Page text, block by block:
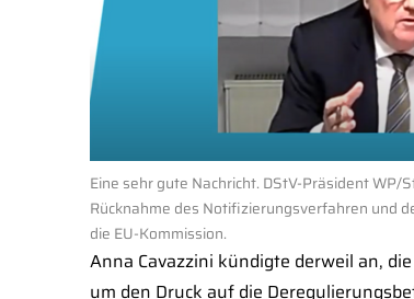
Eine sehr gute Nachricht. DStV-Präsident
Rücknahme des Notifizierungsverfahren und
die EU-Kommission.
Anna Cavazzini kündigte derweil an,
um den Druck auf die